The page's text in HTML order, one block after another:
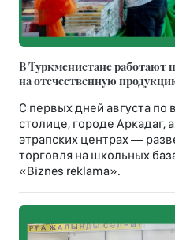
В Туркменистане работают
на отечественную
С первых дней августа
столице, городе Аркадаг,
этрапских центрах —
торговля на школьных
«Biznes reklama».